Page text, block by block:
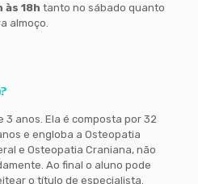
às 18h tanto no sábado quanto
almoço.
3 anos. Ela é composta por 32
e engloba a Osteopatia
e Osteopatia Craniana, não
Ao final o aluno pode
o título de especialista.